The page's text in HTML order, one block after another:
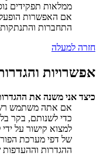
ממלאות תפקידים
אם האפשרות
התחברות
חזרה למעלה
אפשרויות
כיצד אני משנה את
אם אתה משתמש
כדי לשנותם, בקר
למצוא קישור על
של דפי מערכת
ההגדרות